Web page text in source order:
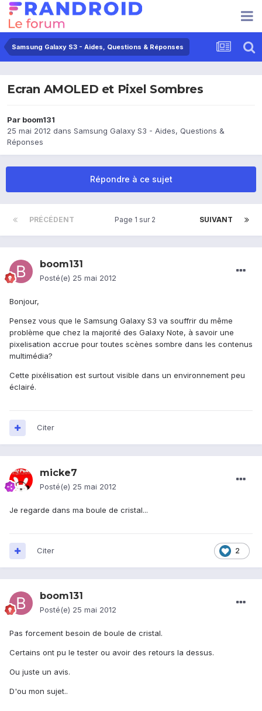
Samsung Galaxy S3 - Aides, Questions & Réponses
Ecran AMOLED et Pixel Sombres
Par boom131
25 mai 2012 dans Samsung Galaxy S3 - Aides, Questions &
Réponses
Répondre à ce sujet
PRÉCÉDENT SUIVANT
Page 1 sur 2
boom131
Posté(e) 25 mai 2012
Bonjour,
Pensez vous que le Samsung Galaxy S3 va souffrir du même
problème que chez la majorité des Galaxy Note, à savoir une
pixelisation accrue pour toutes scènes sombre dans les contenus
multimédia?
Cette pixélisation est surtout visible dans un environnement peu
éclairé.
Citer
micke7
Posté(e) 25 mai 2012
Je regarde dans ma boule de cristal...
2
Citer
boom131
Posté(e) 25 mai 2012
Pas forcement besoin de boule de cristal.
Certains ont pu le tester ou avoir des retours la dessus.
Ou juste un avis.
D'ou mon sujet..